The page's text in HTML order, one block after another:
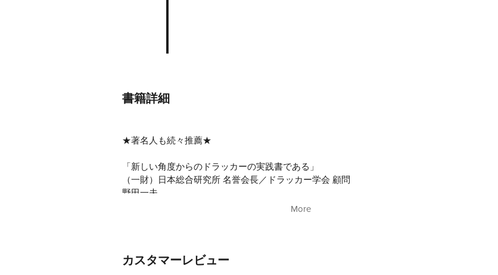
書籍詳細
★著名人も続々推薦★
「新しい角度からのドラッカーの実践書である」
（一財）日本総合研究所 名誉会長／ドラッカー学会 顧問
野田一夫
岩崎夏海
More
カスタマーレビュー